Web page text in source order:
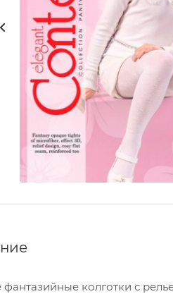
фантазийные колготки с